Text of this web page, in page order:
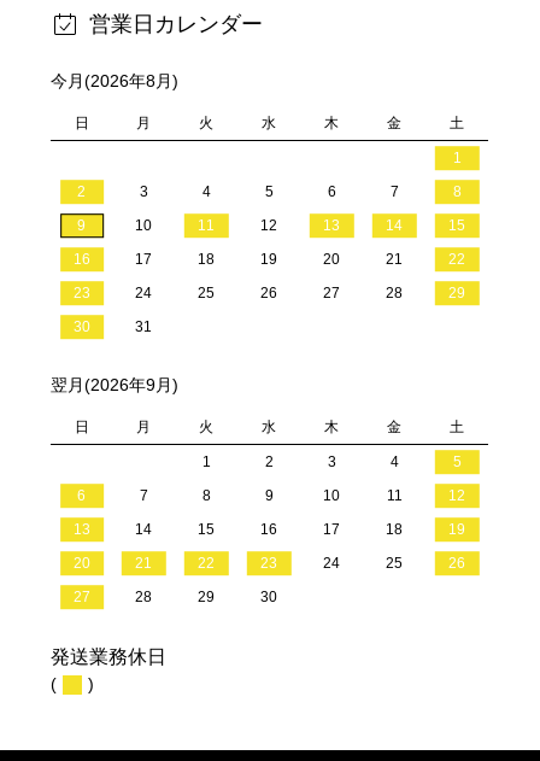
営業日カレンダー
今月(2026年8月)
日 月 火 水 木 金 土
1
2
3 4 5 6 7
8
9
10 11 12 13 14
15
16
17 18 19 20 21
22
23
24 25 26 27 28
29
30
31
翌月(2026年9月)
日 月 火 水 木 金 土
1 2 3 4
5
6
7 8 9 10 11
12
13
14 15 16 17 18
19
20
21 22 23 24 25
26
27
28 29 30
発送業務休日
( )